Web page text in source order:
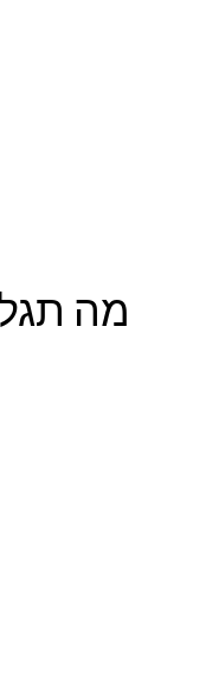
מה